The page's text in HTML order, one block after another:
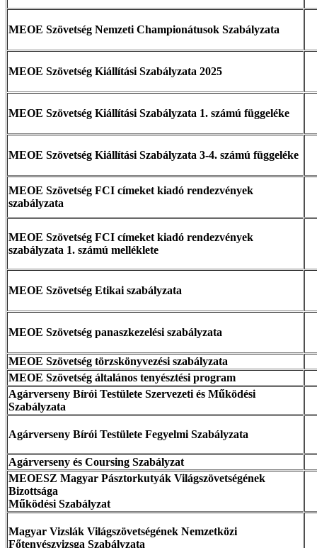
MEOE Szövetség Nemzeti Championátusok Szabályzata
MEOE Szövetség Kiállítási Szabályzata 2025
MEOE Szövetség Kiállítási Szabályzata 1. számú függeléke
MEOE Szövetség Kiállítási Szabályzata 3-4. számú függeléke
MEOE Szövetség FCI címeket kiadó rendezvények
szabályzata
MEOE Szövetség FCI címeket kiadó rendezvények
szabályzata 1. számú melléklete
MEOE Szövetség Etikai szabályzata
MEOE Szövetség panaszkezelési szabályzata
MEOE Szövetség törzskönyvezési szabályzata
MEOE Szövetség általános tenyésztési program
Agárverseny Bírói Testülete Szervezeti és Működési
Szabályzata
Agárverseny Bírói Testülete Fegyelmi Szabályzata
Agárverseny és Coursing Szabályzat
MEOESZ Magyar Pásztorkutyák Világszövetségének
Bizottsága
Működési Szabályzat
Magyar Vizslák Világszövetségének Nemzetközi
Főtenyészvizsga Szabályzata